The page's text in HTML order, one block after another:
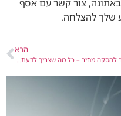
צור קשר עם אסף
שלך להצלחה.
הבא
סולר להסקה מחיר – כל מה שצריך לדעת לפני שמזמינים